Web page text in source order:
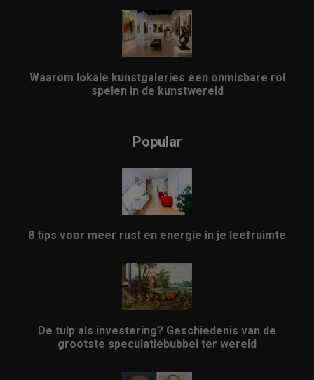
Waarom lokale kunstgaleries een onmisbare rol
spelen in de kunstwereld
Popular
8 tips voor meer rust en energie in je leefruimte
De tulp als investering? Geschiedenis van de
grootste speculatiebubbel ter wereld